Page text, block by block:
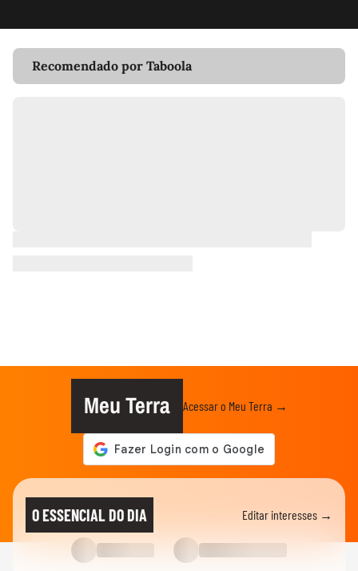
Recomendado por Taboola
Meu Terra Acessar o Meu Terra →
O ESSENCIAL DO DIA Editar interesses →